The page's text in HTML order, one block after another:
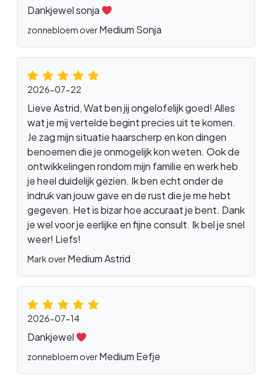
Dankjewel sonja
zonnebloem overMedium Sonja
2026-07-22
Lieve Astrid, Wat ben jij ongelofelijk goed! Alles
wat je mij vertelde begint precies uit te komen.
Je zag mijn situatie haarscherp en kon dingen
benoemen die je onmogelijk kon weten. Ook de
ontwikkelingen rondom mijn familie en werk heb
je heel duidelijk gezien. Ik ben echt onder de
indruk van jouw gave en de rust die je me hebt
gegeven. Het is bizar hoe accuraat je bent. Dank
je wel voor je eerlijke en fijne consult. Ik bel je snel
weer! Liefs!
Mark overMedium Astrid
2026-07-14
Dankjewel
zonnebloem overMedium Eefje